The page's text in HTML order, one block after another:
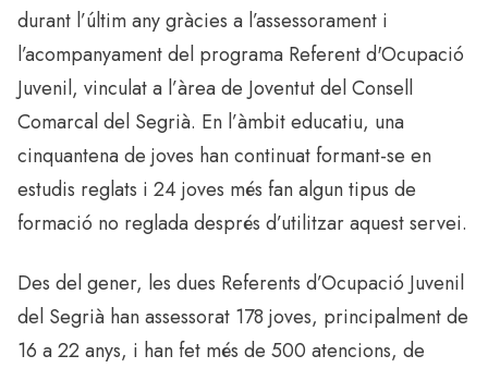
durant l’últim any gràcies a l’assessorament i
l’acompanyament del programa Referent d'Ocupació
Juvenil, vinculat a l’àrea de Joventut del Consell
Comarcal del Segrià. En l’àmbit educatiu, una
cinquantena de joves han continuat formant-se en
estudis reglats i 24 joves més fan algun tipus de
formació no reglada després d’utilitzar aquest servei.
Des del gener, les dues Referents d’Ocupació Juvenil
del Segrià han assessorat 178 joves, principalment de
16 a 22 anys, i han fet més de 500 atencions, de